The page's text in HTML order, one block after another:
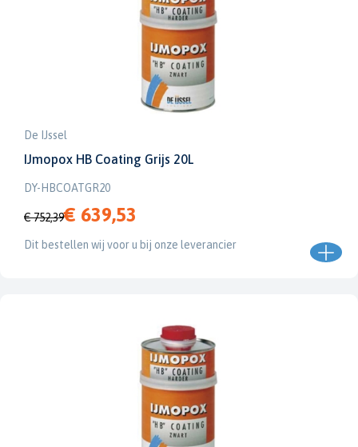
De IJssel
IJmopox HB Coating Grijs 20L
DY-HBCOATGR20
€ 752,39€ 639,53
Dit bestellen wij voor u bij onze leverancier